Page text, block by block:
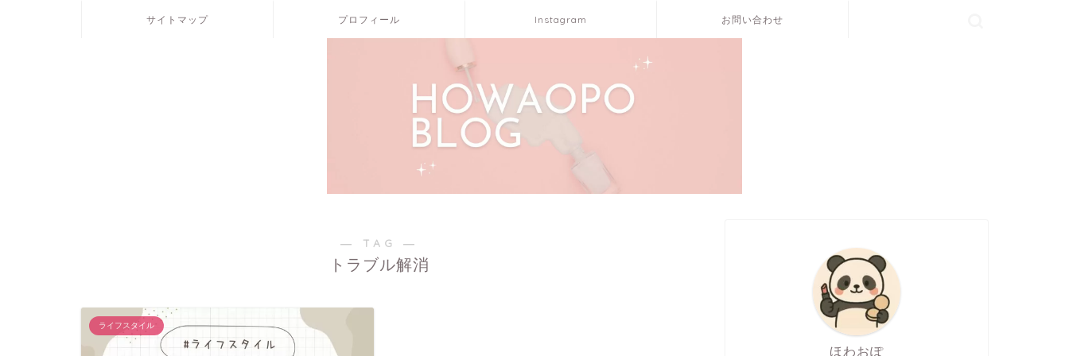
サイトマップ プロフィール Instagram お問い合わせ
― TAG ―
トラブル解消
ライフスタイル
ほわおぽ